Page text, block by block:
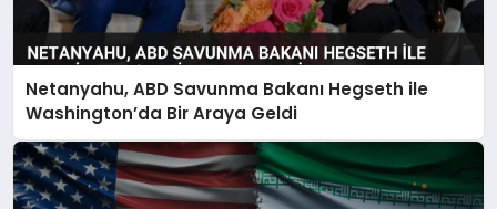
Netanyahu, ABD Savunma Bakanı Hegseth ile
Washington’da Bir Araya Geldi